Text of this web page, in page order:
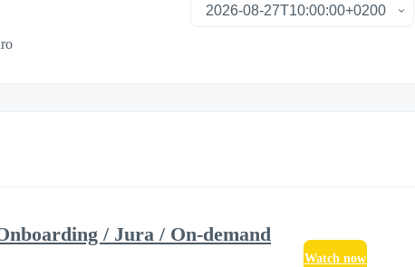
/ Jura / On-demand
Watch now